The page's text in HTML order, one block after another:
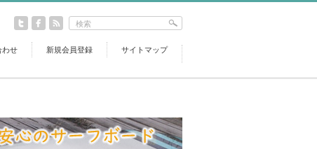
わせ 新規会員登録 サイトマップ